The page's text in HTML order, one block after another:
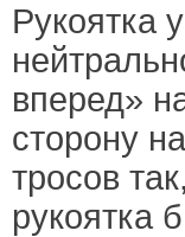
Рукоятка
вперед»
сторону
тросов
рукоятка